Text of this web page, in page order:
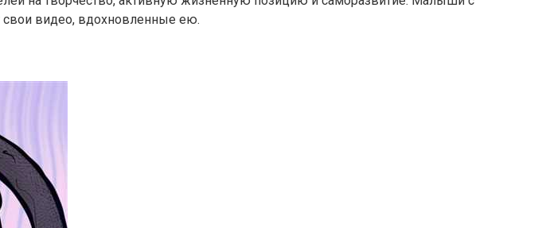
свои видео, вдохновленные ею.